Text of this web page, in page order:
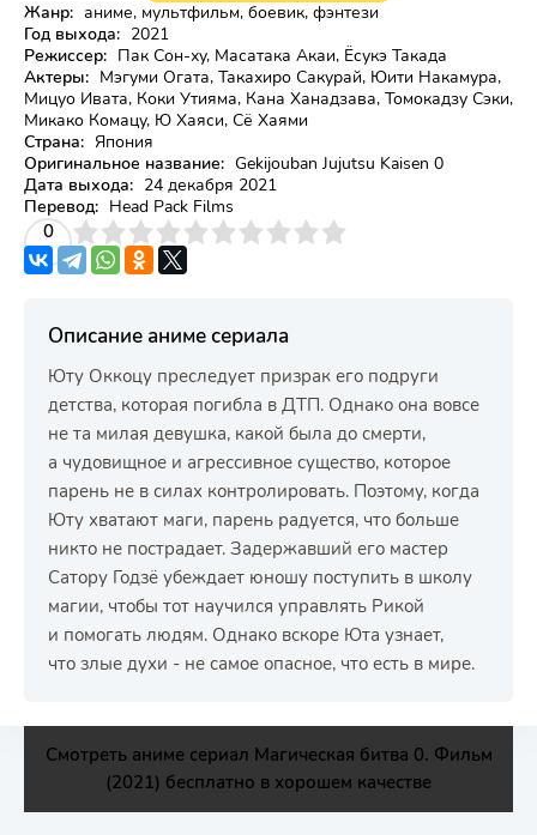
Жанр: аниме, мультфильм, боевик, фэнтези
Год выхода: 2021
Режиссер: Пак Сон-ху, Масатака Акаи, Ёсукэ Такада
Актеры: Мэгуми Огата, Такахиро Сакурай, Юити Накамура,
Мицуо Ивата, Коки Утияма, Кана Ханадзава, Томокадзу Сэки,
Микако Комацу, Ю Хаяси, Сё Хаями
Страна: Япония
Оригинальное название: Gekijouban Jujutsu Kaisen 0
Дата выхода: 24 декабря 2021
Перевод: Head Pack Films
0
4 5 6 7 8 9 10
Описание аниме сериала
Юту Оккоцу преследует призрак его подруги
детства, которая погибла в ДТП. Однако она вовсе
не та милая девушка, какой была до смерти,
а чудовищное и агрессивное существо, которое
парень не в силах контролировать. Поэтому, когда
Юту хватают маги, парень радуется, что больше
никто не пострадает. Задержавший его мастер
Сатору Годзё убеждает юношу поступить в школу
магии, чтобы тот научился управлять Рикой
и помогать людям. Однако вскоре Юта узнает,
что злые духи - не самое опасное, что есть в мире.
Смотреть аниме сериал Магическая битва 0. Фильм
(2021) бесплатно в хорошем качестве